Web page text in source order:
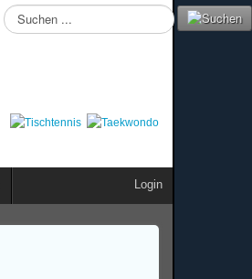
Suchen
...
Login